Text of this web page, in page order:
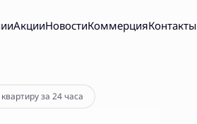
АкцииНовостиКоммерцияКонтакты
за 24 часа